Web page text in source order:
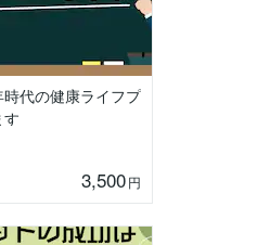
時代の健康ライフプ
3,500円